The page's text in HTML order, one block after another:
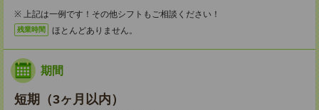
※ 上記は一例です！その他シフトもご相談ください！
残業時間 ほとんどありません。
期間
短期（3ヶ月以内）